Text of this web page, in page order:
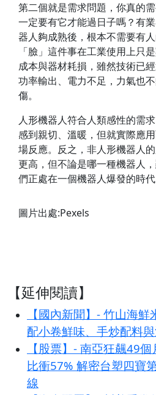
第二個就是需求問題，你真的
一定要有它才能過日子嗎？有
器人夠成熟後，根本不需要有
「臉」這件事在工業使用上只
成本與器材耗損，雖然技術已
功率輸出、電力不足，力氣也
傷。
人形機器人符合人類感性的需
感到親切、溫暖，但就實際應
場反應。反之，非人形機器人
更高，但不論是哪一種機器人
們正處在一個機器人爆發的時代
圖片出處:Pexels
【延伸閱讀】
【國內新聞】- 竹山海
配小卷鮮味、手炒配料
【股票】- 南亞狂飆49
比衝57% 解密台塑四寶
線